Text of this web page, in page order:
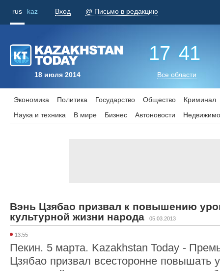
rus kaz Вход @ Письмо в редакцию
18 июля 2014
17 41
Все области
Экономика Политика Государство Общество
Криминал
Наука и техника
В мире Бизнес Aвтоновости
Вэнь Цзябао призвал к повышению
культурной жизни народа
05.03.2013
13:55
Пекин. 5 марта. Kazakhstan Today -
Цзябао призвал всесторонне повышать